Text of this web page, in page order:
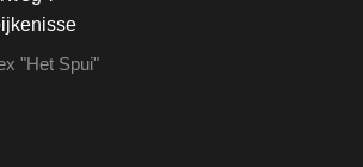
"Het Spui"